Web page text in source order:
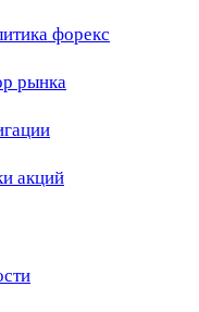
форекс
рынка
акций